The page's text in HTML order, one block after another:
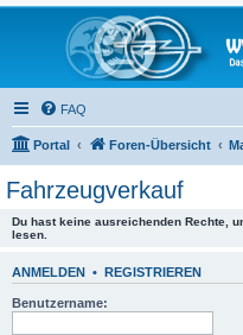
FAQ
Portal Foren-Übersicht
Fahrzeugverkauf
Du hast keine ausreichenden Rechte,
lesen.
ANMELDEN • REGISTRIEREN
Benutzername: